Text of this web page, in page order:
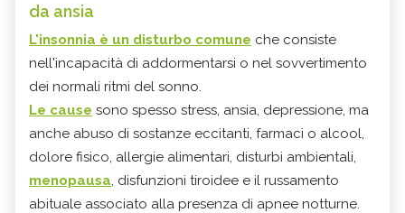
da ansia
L'insonnia è un disturbo comune che consiste
nell'incapacità di addormentarsi o nel sovvertimento
dei normali ritmi del sonno.
Le cause sono spesso stress, ansia, depressione, ma
anche abuso di sostanze eccitanti, farmaci o alcool,
dolore fisico, allergie alimentari, disturbi ambientali,
menopausa, disfunzioni tiroidee e il russamento
abituale associato alla presenza di apnee notturne.